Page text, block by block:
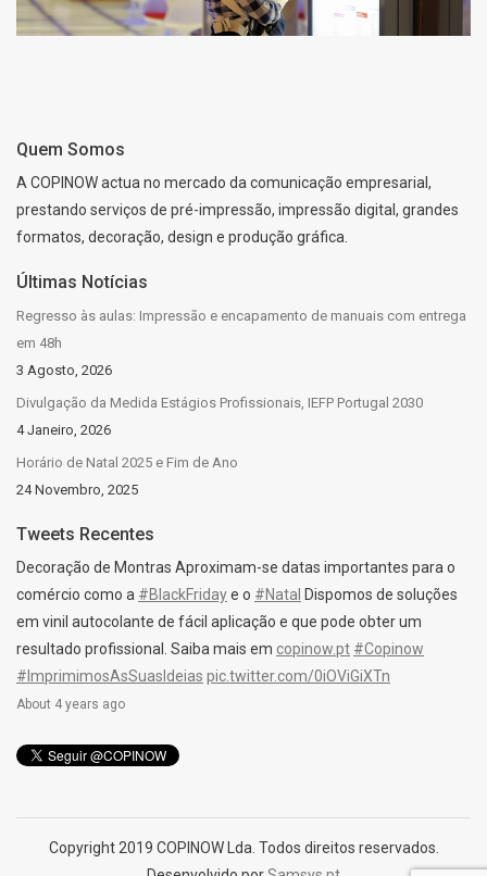
Quem Somos
A COPINOW actua no mercado da comunicação empresarial,
prestando serviços de pré-impressão, impressão digital, grandes
formatos, decoração, design e produção gráfica.
Últimas Notícias
Regresso às aulas: Impressão e encapamento de manuais com entrega
em 48h
3 Agosto, 2026
Divulgação da Medida Estágios Profissionais, IEFP Portugal 2030
4 Janeiro, 2026
Horário de Natal 2025 e Fim de Ano
24 Novembro, 2025
Tweets Recentes
Decoração de Montras Aproximam-se datas importantes para o
comércio como a #BlackFridaye o #Natal Dispomos de soluções
em vinil autocolante de fácil aplicação e que pode obter um
resultado profissional. Saiba mais em copinow.pt #Copinow
#ImprimimosAsSuasIdeias pic.twitter.com/0iOViGiXTn
About 4 years ago
Copyright 2019 COPINOW Lda. Todos direitos reservados.